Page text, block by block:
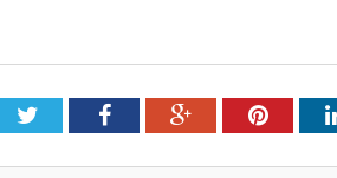
TwitterFacebookGoogle+